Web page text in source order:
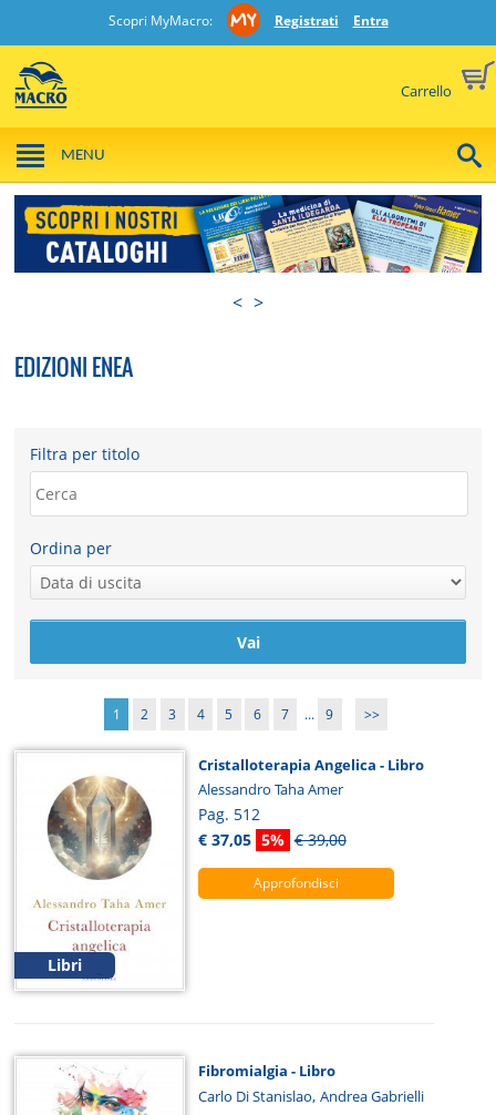
Scopri MyMacro: Registrati Entra
Carrello
MENU
< >
EDIZIONI ENEA
Filtra per titolo
Ordina per
1 2 3 4 5 6 7 ... 9 >>
Libri
Cristalloterapia Angelica - Libro
Alessandro Taha Amer
Pag. 512
€ 37,05 5% € 39,00
Approfondisci
Fibromialgia - Libro
Carlo Di Stanislao, Andrea Gabrielli